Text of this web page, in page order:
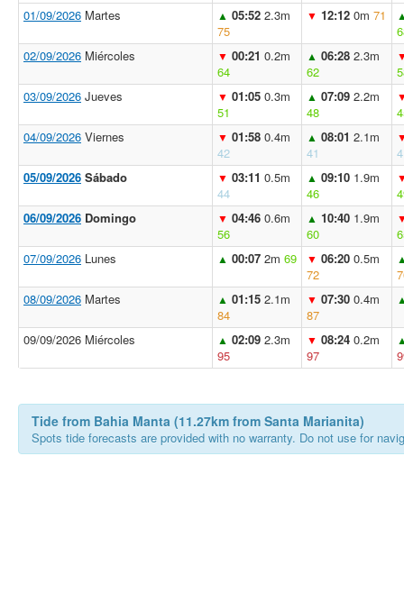
01/09/2026 Martes ▲ 05:52 2.3m
75
▼ 12:12 0m 71
02/09/2026 Miércoles ▼ 00:21 0.2m
64
▲ 06:28 2.3m
62
03/09/2026 Jueves ▼ 01:05 0.3m
51
▲ 07:09 2.2m
48
04/09/2026 Viernes ▼ 01:58 0.4m
42
▲ 08:01 2.1m
41
05/09/2026 Sábado ▼ 03:11 0.5m
44
▲ 09:10 1.9m
46
06/09/2026 Domingo ▼ 04:46 0.6m
56
▲ 10:40 1.9m
60
07/09/2026 Lunes ▲ 00:07 2m 69 ▼ 06:20 0.5m
72
08/09/2026 Martes ▲ 01:15 2.1m
84
▼ 07:30 0.4m
87
09/09/2026 Miércoles ▲ 02:09 2.3m
95
▼ 08:24 0.2m
97
Tide from Bahia Manta (11.27km from Santa Marianita)
Spots tide forecasts are provided with no warranty. Do not use for